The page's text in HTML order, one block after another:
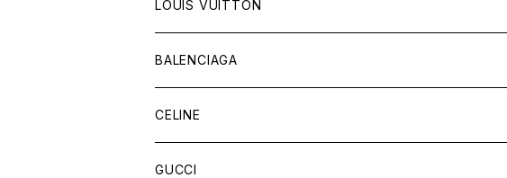
LOUIS VUITTON
バッグ
財布&小物
ウェア
BALENCIAGA
バッグ
財布&小物
CELINE
バッグ
GUCCI